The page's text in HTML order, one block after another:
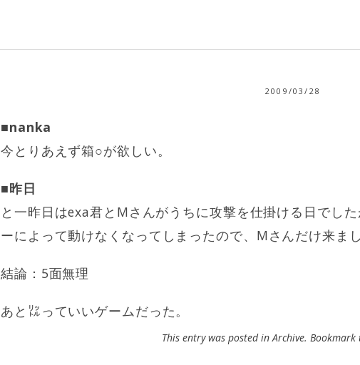
2009/03/28
■nanka
今とりあえず箱○が欲しい。
■昨日
と一昨日はexa君とMさんがうちに攻撃を仕掛ける日でし
ーによって動けなくなってしまったので、Mさんだけ来まし
結論：5面無理
あと㍑っていいゲームだった。
This entry was posted inArchive. Bookmark